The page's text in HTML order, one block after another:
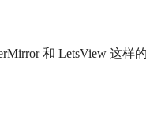
和 LetsView 这样